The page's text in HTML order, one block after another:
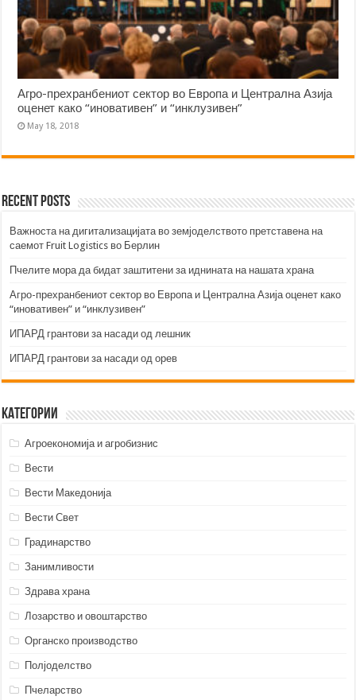
Агро-прехранбениот сектор во Европа и Централна Азија
оценет како “иновативен” и “инклузивен”
May 18, 2018
Recent Posts
Важноста на дигитализацијата во земјоделството претставена на
саемот Fruit Logistics во Берлин
Пчелите мора да бидат заштитени за иднината на нашата храна
Агро-прехранбениот сектор во Европа и Централна Азија оценет како
“иновативен” и “инклузивен”
ИПАРД грантови за насади од лешник
ИПАРД грантови за насади од орев
Категории
Агроекономија и агробизнис
Вести
Вести Македонија
Вести Свет
Градинарство
Занимливости
Здрава храна
Лозарство и овоштарство
Органско производство
Полјоделство
Пчеларство